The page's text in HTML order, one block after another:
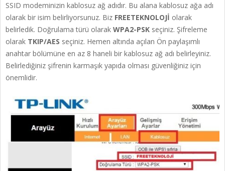
SSID modeminizin kablosuz ağ adıdır. Bu alana kablosuz ağa adı
olarak bir isim belirliyorsunuz. Biz FREETEKNOLOJİ olarak
belirledik. Doğrulama türü olarak WPA2-PSK seçiniz. Şifreleme
olarak TKIP/AES seçiniz. Hemen altında açılan Ön paylaşımlı
anahtar bölümüne en az 8 haneli bir kablosuz ağ adı belirleyiniz.
Belirlediğiniz şifrenin karmaşık yapıda olması güvenliğiniz için
önemlidir.